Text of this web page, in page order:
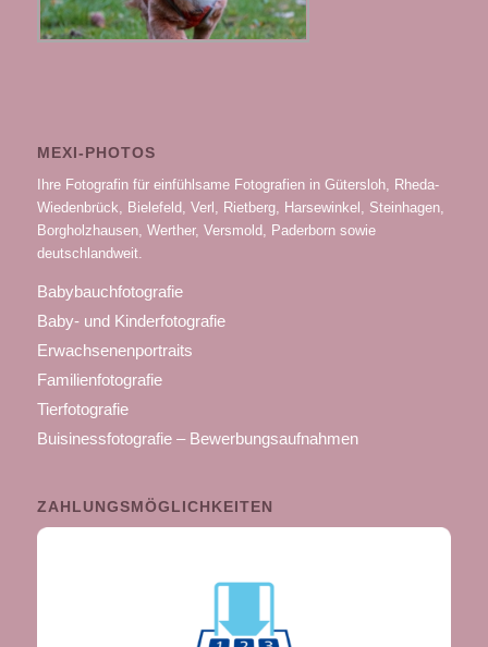
MEXI-PHOTOS
Ihre Fotografin für einfühlsame Fotografien in Gütersloh, Rheda-
Wiedenbrück, Bielefeld, Verl, Rietberg, Harsewinkel, Steinhagen,
Borgholzhausen, Werther, Versmold, Paderborn sowie
deutschlandweit.
Babybauchfotografie
Baby- und Kinderfotografie
Erwachsenenportraits
Familienfotografie
Tierfotografie
Buisinessfotografie – Bewerbungsaufnahmen
ZAHLUNGSMÖGLICHKEITEN